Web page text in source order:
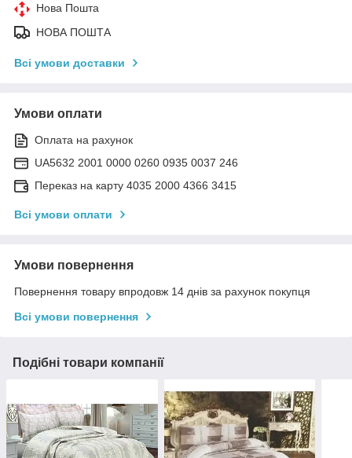
Нова Пошта
НОВА ПОШТА
Всі умови доставки
Умови оплати
Оплата на рахунок
UA5632 2001 0000 0260 0935 0037 246
Переказ на карту 4035 2000 4366 3415
Всі умови оплати
Умови повернення
Повернення товару впродовж 14 днів за рахунок покупця
Всі умови повернення
Подібні товари компанії